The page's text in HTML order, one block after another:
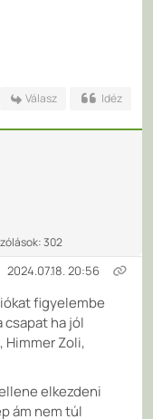
Válasz Idéz
302
2024.07.18. 20:56
figyelembe
ha jól
Himmer Zoli,
elkezdeni
ám nem túl